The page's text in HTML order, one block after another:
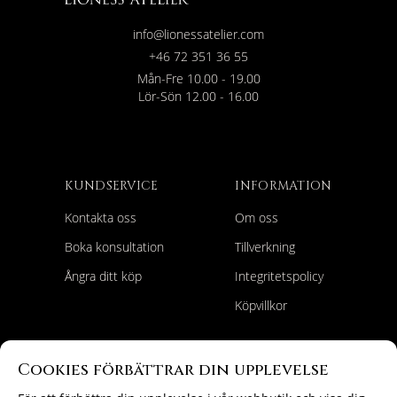
Cookies förbättrar din upplevelse
info@lionessatelier.com
+46 72 351 36 55
Mån-Fre 10.00 - 19.00
Lör-Sön 12.00 - 16.00
KUNDSERVICE
Kontakta oss
Boka konsultation
Ångra ditt köp
INFORMATION
Om oss
Tillverkning
Integritetspolicy
Köpvillkor